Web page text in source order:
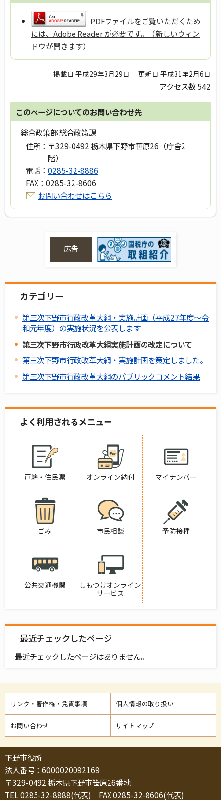
PDFファイルをご覧いただくため
には、Adobe Reader が必要です。（新しいウィン
ドウが開きます）
掲載日 平成29年3月29日 更新日 平成31年2月6日
アクセス数542
このページについてのお問い合わせ先
総合政策部 総合政策課
住所： 〒329-0492 栃木県下野市笹原26（庁舎2
階）
電話： 0285-32-8886
FAX： 0285-32-8606
お問い合わせはこちら
広告
カテゴリー
第三次下野市行政改革大綱・実施計画（平成27年度～令
和元年度）の実施状況を公表します
第三次下野市行政改革大綱実施計画の改定について
第三次下野市行政改革大綱・実施計画を策定しました。
第三次下野市行政改革大綱のパブリックコメント結果
よく利用されるメニュー
戸籍・住民票 オンライン納付 マイナンバー
ごみ 市民相談 予防接種
公共交通機関
しもつけオンライン
サービス
最近チェックしたページ
最近チェックしたページはありません。
リンク・著作権・免責事項 個人情報の取り扱い
お問い合わせ サイトマップ
下野市役所
法人番号：6000020092169
〒329-0492 栃木県下野市笹原26番地
TEL 0285-32-8888(代表) FAX 0285-32-8606(代表)